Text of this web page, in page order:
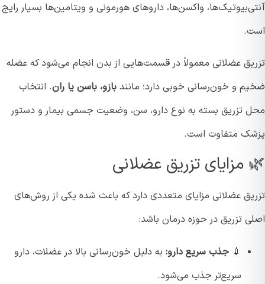
واکسن‌ها، داروهای هورمونی و ویتامین‌ها بسیار رایج
عضلانی معمولاً در قسمت‌هایی از بدن انجام می‌شود که عضله
و خون‌رسانی خوبی دارد؛ مانندبازو، باسن یا ران . انتخاب
تزریق بسته به نوع دارو، سن، وضعیت جسمی بیمار و دستور
متفاوت است.
مزایای تزریق عضلانی
عضلانی مزایای متعددی دارد که باعث شده یکی از روش‌های
تزریق در حوزه درمان باشد:
💉 جذب سریع دارو:به دلیل خون‌رسانی بالا در عضلات، دارو
سریع‌تر جذب می‌شود.